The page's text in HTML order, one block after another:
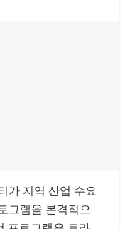
가 지역 산업 수요
그램을 본격적으